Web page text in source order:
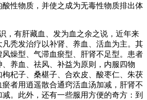
性物质，并使之成为无毒性物质排出体
，有肝藏血、发为血之余之说，近年来
凡秃发治疗以补肾、养血、活血为主。其
燥型、气滞血瘀型、肝肾不足型。患者
养血、祛风、补益为原则，内服四物
杞子、桑椹子、合欢皮、酸枣仁、朱茯
者用逍遥散合通窍活血汤加减，肝肾不
。此外，还有一些服用方便的奇方：到